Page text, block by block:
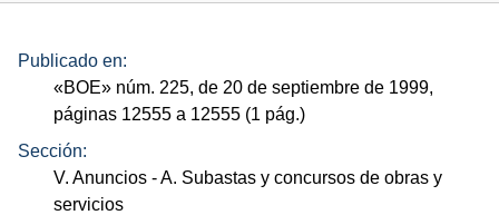
Publicado en:
«BOE» núm. 225, de 20 de septiembre de 1999,
páginas 12555 a 12555 (1 pág.)
Sección:
V. Anuncios - A. Subastas y concursos de obras y
servicios